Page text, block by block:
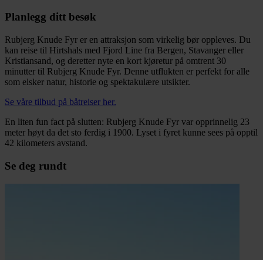
Planlegg ditt besøk
Rubjerg Knude Fyr er en attraksjon som virkelig bør oppleves. Du
kan reise til Hirtshals med Fjord Line fra Bergen, Stavanger eller
Kristiansand, og deretter nyte en kort kjøretur på omtrent 30
minutter til Rubjerg Knude Fyr. Denne utflukten er perfekt for alle
som elsker natur, historie og spektakulære utsikter.
Se våre tilbud på båtreiser her.
En liten fun fact på slutten: Rubjerg Knude Fyr var opprinnelig 23
meter høyt da det sto ferdig i 1900. Lyset i fyret kunne sees på opptil
42 kilometers avstand.
Se deg rundt